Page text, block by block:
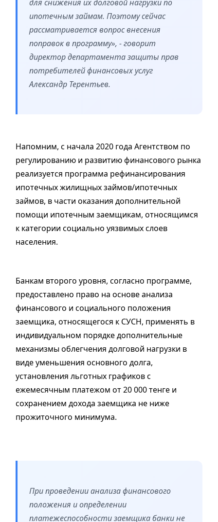
для снижения их долговой нагрузки по
ипотечным займам. Поэтому сейчас
рассматривается вопрос внесения
поправок в программу», - говорит
директор департамента защиты прав
потребителей финансовых услуг
Александр Терентьев.
Напомним, с начала 2020 года Агентством по
регулированию и развитию финансового рынка
реализуется программа рефинансирования
ипотечных жилищных займов/ипотечных
займов, в части оказания дополнительной
помощи ипотечным заемщикам, относящимся
к категории социально уязвимых слоев
населения.
Банкам второго уровня, согласно программе,
предоставлено право на основе анализа
финансового и социального положения
заемщика, относящегося к СУСН, применять в
индивидуальном порядке дополнительные
механизмы облегчения долговой нагрузки в
виде уменьшения основного долга,
установления льготных графиков с
ежемесячным платежом от 20 000 тенге и
сохранением дохода заемщика не ниже
прожиточного минимума.
При проведении анализа финансового
положения и определении
платежеспособности заемщика банки не